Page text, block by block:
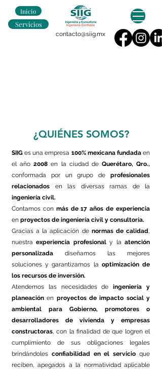
Inicio
Servicios
contacto@siig.mx
¿QUIÉNES SOMOS?
SIIG es una empresa 100% mexicana fundadaen
el año2008en la ciudad de Querétaro, Qro.,
conformada por un grupo de profesionales
relacionados en las diversas ramas de la
ingeniería civil.
Contamos con más de 17 años de experiencia
en proyectos de ingeniería civil y consultoría.
Gracias a la aplicación de normas de calidad,
nuestraexperiencia profesionaly laatención
personalizada diseñamos las mejores
soluciones y garantizamos la optimización de
los recursos de inversión.
Atendemos las necesidades deingeniería y
planeación en proyectos de impacto social y
ambiental
para Gobierno, promotores o
desarrolladores de vivienda y empresas
constructoras, con la finalidad de que logren el
cumplimiento de sus obligaciones legales
brindándoles confiabilidad en el servicio que
reciben, apegados a la normatividad aplicable